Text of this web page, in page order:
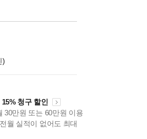
)
청구 할인
30만원 또는 60만원 이용
월 실적이 없어도 최대